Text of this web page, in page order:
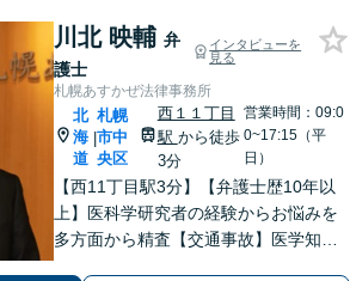
ます【夜間・休日面談
可】
かつスピーディーに相続手
続きをお手伝いします【取
扱い実績2000件以上】
川北 映輔 弁
護士
インタビューを
見る
札幌あすかぜ法律事務所
北
海
道
|
札幌
市中
央区
西１１丁目
駅 から徒歩
3分
営業時間：09:0
0~17:15（平
日）
【西11丁目駅3分】【弁護士歴10年以
上】医科学研究者の経験からお悩みを
多方面から精査【交通事故】医学知識